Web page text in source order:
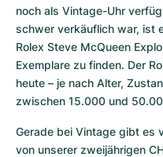
noch als Vintage-Uhr
schwer verkäuflich war, ist
Rolex Steve McQueen
Exemplare zu finden. Der
heute – je nach Alter,
zwischen 15.000 und
Gerade bei Vintage gibt es
von unserer zweijährigen